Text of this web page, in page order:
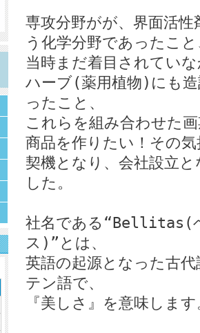
専攻分野がが、界面活性
う化学分野であったこ
当時まだ着目されてい
ハーブ(薬用植物)にも
ったこと、
これらを組み合わせた
商品を作りたい！その
契機となり、会社設立
した。
社名である“Bellitas(
ス)”とは、
英語の起源となった古
テン語で、
『美しさ』を意味しま